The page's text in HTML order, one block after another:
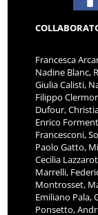
Francesca
Nadine Blanc,
Giulia Calisti,
Filippo
Dufour,
Enrico
Francesconi,
Paolo Gatto,
Cecilia
Marrelli,
Montrosset,
Emiliano Pala,
Ponsetto,